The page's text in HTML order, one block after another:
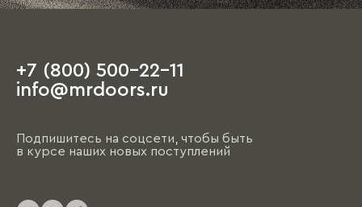
+7 (800) 500-22-11
info@mrdoors.ru
Подпишитесь на соцсети, чтобы быть
в курсе наших новых поступлений